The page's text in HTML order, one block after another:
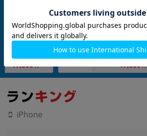
17,800 円
neXR A2106 (MT002J/A) 64GB ブラ
ック
メーカー：Apple
発売日：2018/10
付属品: 本体のみ
17,800 円
iPhone